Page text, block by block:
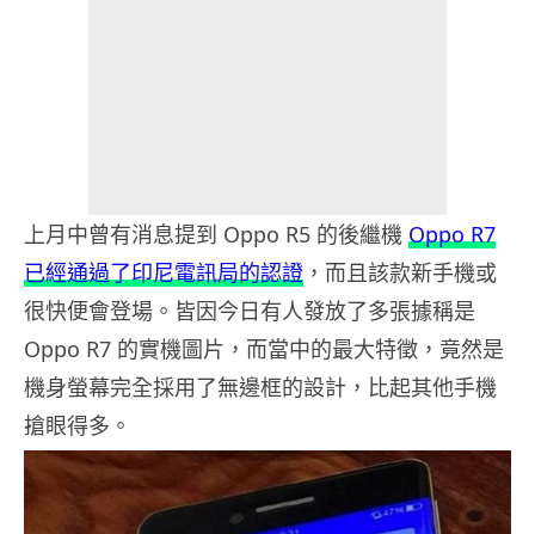
上月中曾有消息提到 Oppo R5 的後繼機 Oppo R7
已經通過了印尼電訊局的認證 ，而且該款新手機或
很快便會登場。皆因今日有人發放了多張據稱是
Oppo R7 的實機圖片，而當中的最大特徵，竟然是
機身螢幕完全採用了無邊框的設計，比起其他手機
搶眼得多。